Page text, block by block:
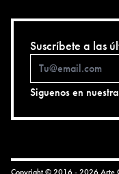
Suscríbete a las
Siguenos en